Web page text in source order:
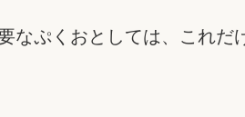
なぷくおとしては、これだ